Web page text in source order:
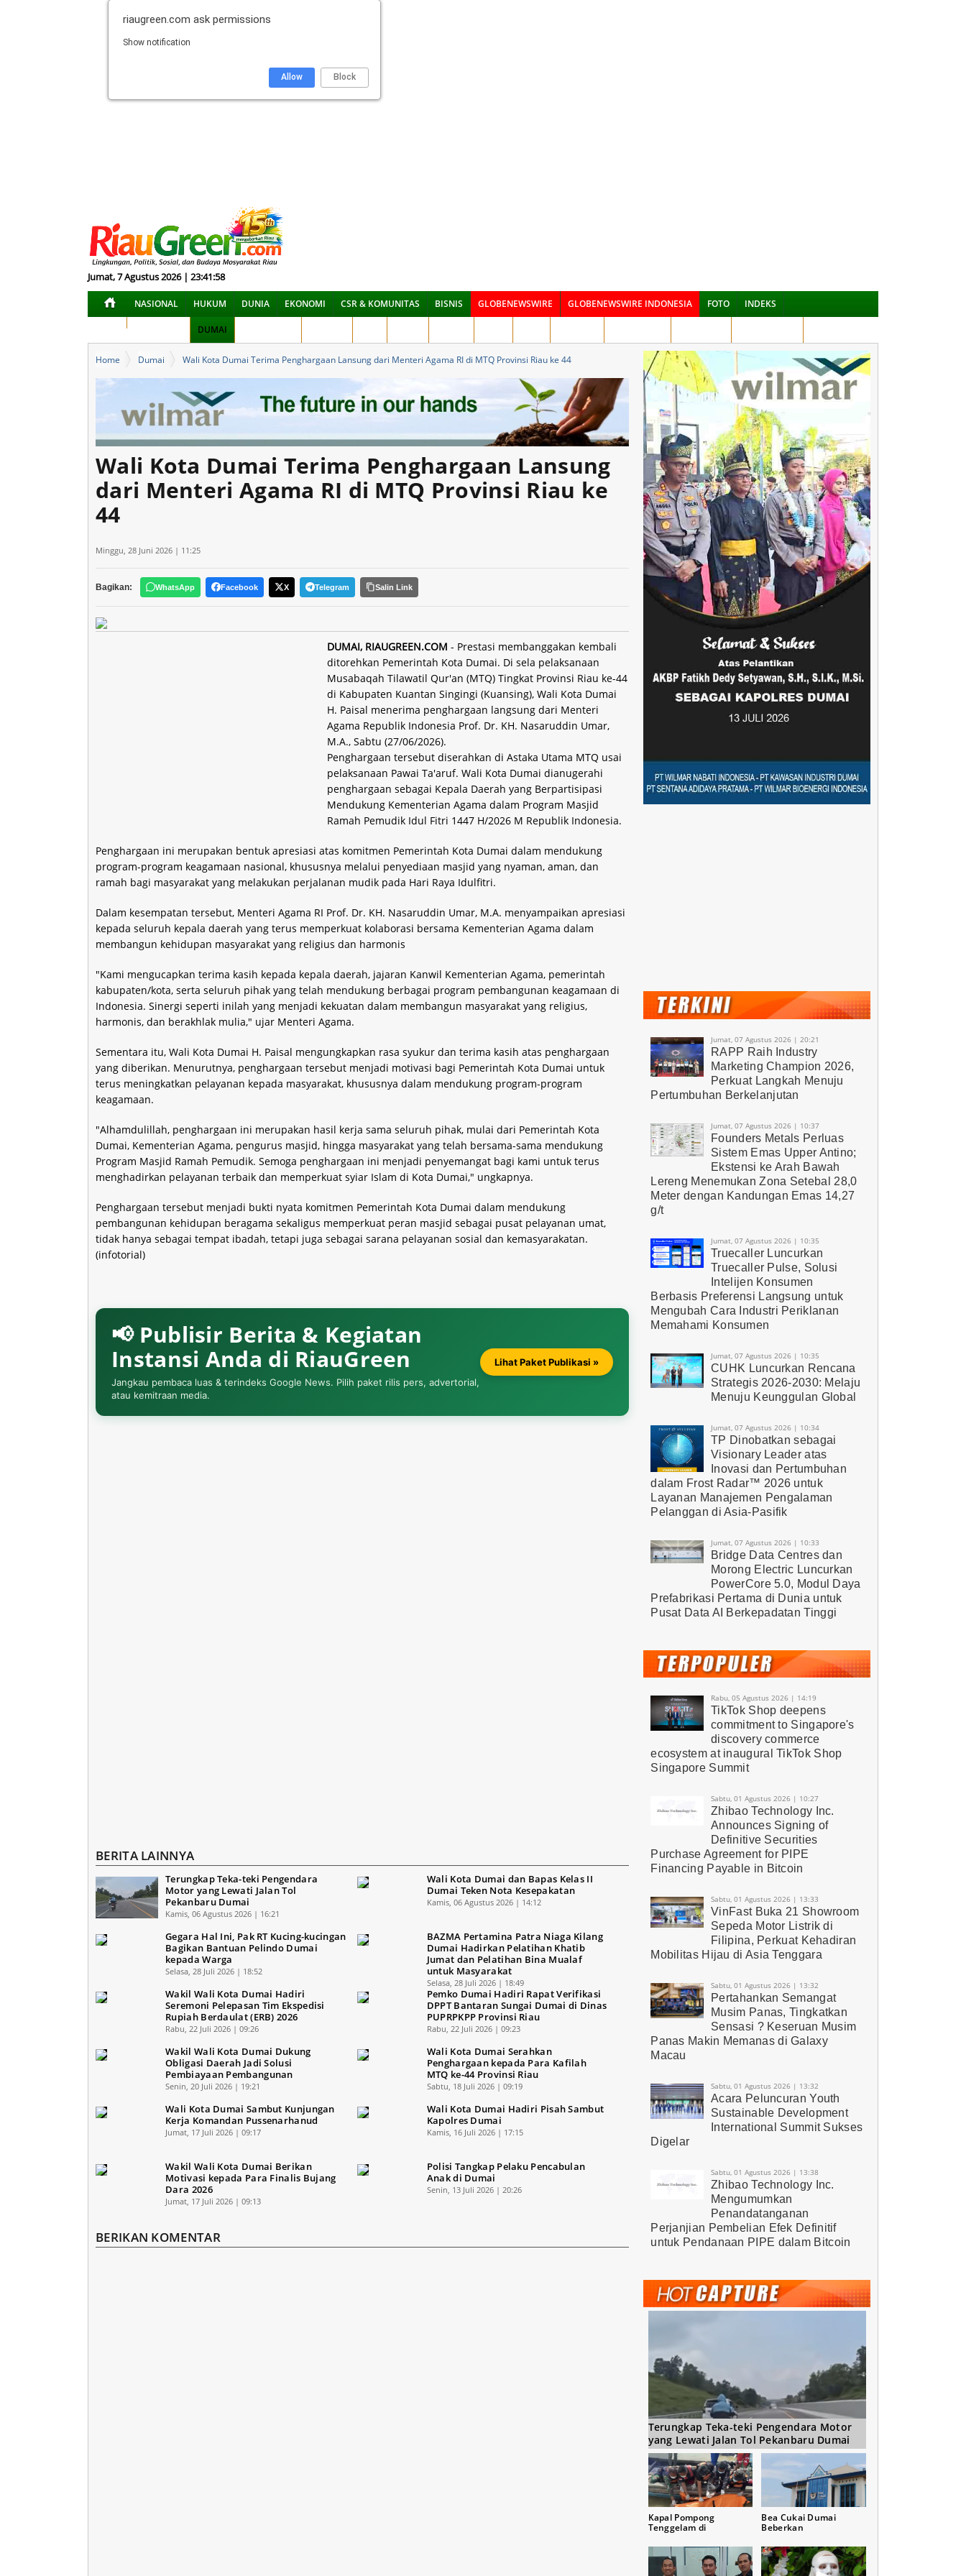
Jumat, 7 Agustus 2026 | 23:41:59
NASIONAL HUKUM DUNIA EKONOMI CSR & KOMUNITAS BISNIS GLOBENEWSWIRE GLOBENEWSWIRE INDONESIA FOTO INDEKS
DUMAI
Home Dumai Wali Kota Dumai Terima Penghargaan Lansung dari Menteri Agama RI di MTQ Provinsi Riau ke 44
Wali Kota Dumai Terima Penghargaan Lansung
dari Menteri Agama RI di MTQ Provinsi Riau ke
44
Minggu, 28 Juni 2026 | 11:25
Bagikan: WhatsApp Facebook X Telegram Salin Link
DUMAI, RIAUGREEN.COM - Prestasi membanggakan kembali
ditorehkan Pemerintah Kota Dumai. Di sela pelaksanaan
Musabaqah Tilawatil Qur'an (MTQ) Tingkat Provinsi Riau ke-44
di Kabupaten Kuantan Singingi (Kuansing), Wali Kota Dumai
H. Paisal menerima penghargaan langsung dari Menteri
Agama Republik Indonesia Prof. Dr. KH. Nasaruddin Umar,
M.A., Sabtu (27/06/2026).
Penghargaan tersebut diserahkan di Astaka Utama MTQ usai
pelaksanaan Pawai Ta'aruf. Wali Kota Dumai dianugerahi
penghargaan sebagai Kepala Daerah yang Berpartisipasi
Mendukung Kementerian Agama dalam Program Masjid
Ramah Pemudik Idul Fitri 1447 H/2026 M Republik Indonesia.
Penghargaan ini merupakan bentuk apresiasi atas komitmen Pemerintah Kota Dumai dalam mendukung
program-program keagamaan nasional, khususnya melalui penyediaan masjid yang nyaman, aman, dan
ramah bagi masyarakat yang melakukan perjalanan mudik pada Hari Raya Idulfitri.
Dalam kesempatan tersebut, Menteri Agama RI Prof. Dr. KH. Nasaruddin Umar, M.A. menyampaikan apresiasi
kepada seluruh kepala daerah yang terus memperkuat kolaborasi bersama Kementerian Agama dalam
membangun kehidupan masyarakat yang religius dan harmonis
"Kami mengucapkan terima kasih kepada kepala daerah, jajaran Kanwil Kementerian Agama, pemerintah
kabupaten/kota, serta seluruh pihak yang telah mendukung berbagai program pembangunan keagamaan di
Indonesia. Sinergi seperti inilah yang menjadi kekuatan dalam membangun masyarakat yang religius,
harmonis, dan berakhlak mulia," ujar Menteri Agama.
Sementara itu, Wali Kota Dumai H. Paisal mengungkapkan rasa syukur dan terima kasih atas penghargaan
yang diberikan. Menurutnya, penghargaan tersebut menjadi motivasi bagi Pemerintah Kota Dumai untuk
terus meningkatkan pelayanan kepada masyarakat, khususnya dalam mendukung program-program
keagamaan.
"Alhamdulillah, penghargaan ini merupakan hasil kerja sama seluruh pihak, mulai dari Pemerintah Kota
Dumai, Kementerian Agama, pengurus masjid, hingga masyarakat yang telah bersama-sama mendukung
Program Masjid Ramah Pemudik. Semoga penghargaan ini menjadi penyemangat bagi kami untuk terus
menghadirkan pelayanan terbaik dan memperkuat syiar Islam di Kota Dumai," ungkapnya.
Penghargaan tersebut menjadi bukti nyata komitmen Pemerintah Kota Dumai dalam mendukung
pembangunan kehidupan beragama sekaligus memperkuat peran masjid sebagai pusat pelayanan umat,
tidak hanya sebagai tempat ibadah, tetapi juga sebagai sarana pelayanan sosial dan kemasyarakatan.
(infotorial)
📢 Publisir Berita & Kegiatan
Instansi Anda di RiauGreen
Jangkau pembaca luas & terindeks Google News. Pilih paket rilis pers, advertorial,
atau kemitraan media.
Lihat Paket Publikasi »
BERITA LAINNYA
Terungkap Teka-teki Pengendara
Motor yang Lewati Jalan Tol
Pekanbaru Dumai
Kamis, 06 Agustus 2026 | 16:21
Wali Kota Dumai dan Bapas Kelas II
Dumai Teken Nota Kesepakatan
Kamis, 06 Agustus 2026 | 14:12
Gegara Hal Ini, Pak RT Kucing-kucingan
Bagikan Bantuan Pelindo Dumai
kepada Warga
Selasa, 28 Juli 2026 | 18:52
BAZMA Pertamina Patra Niaga Kilang
Dumai Hadirkan Pelatihan Khatib
Jumat dan Pelatihan Bina Mualaf
untuk Masyarakat
Selasa, 28 Juli 2026 | 18:49
Wakil Wali Kota Dumai Hadiri
Seremoni Pelepasan Tim Ekspedisi
Rupiah Berdaulat (ERB) 2026
Rabu, 22 Juli 2026 | 09:26
Pemko Dumai Hadiri Rapat Verifikasi
DPPT Bantaran Sungai Dumai di Dinas
PUPRPKPP Provinsi Riau
Rabu, 22 Juli 2026 | 09:23
Wakil Wali Kota Dumai Dukung
Obligasi Daerah Jadi Solusi
Pembiayaan Pembangunan
Senin, 20 Juli 2026 | 19:21
Wali Kota Dumai Serahkan
Penghargaan kepada Para Kafilah
MTQ ke-44 Provinsi Riau
Sabtu, 18 Juli 2026 | 09:19
Wali Kota Dumai Sambut Kunjungan
Kerja Komandan Pussenarhanud
Jumat, 17 Juli 2026 | 09:17
Wali Kota Dumai Hadiri Pisah Sambut
Kapolres Dumai
Kamis, 16 Juli 2026 | 17:15
Wakil Wali Kota Dumai Berikan
Motivasi kepada Para Finalis Bujang
Dara 2026
Jumat, 17 Juli 2026 | 09:13
Polisi Tangkap Pelaku Pencabulan
Anak di Dumai
Senin, 13 Juli 2026 | 20:26
BERIKAN KOMENTAR
Jumat, 07 Agustus 2026 | 20:21
RAPP Raih Industry
Marketing Champion 2026,
Perkuat Langkah Menuju
Pertumbuhan Berkelanjutan
Jumat, 07 Agustus 2026 | 10:37
Founders Metals Perluas
Sistem Emas Upper Antino;
Ekstensi ke Arah Bawah
Lereng Menemukan Zona Setebal 28,0
Meter dengan Kandungan Emas 14,27
g/t
Jumat, 07 Agustus 2026 | 10:35
Truecaller Luncurkan
Truecaller Pulse, Solusi
Intelijen Konsumen
Berbasis Preferensi Langsung untuk
Mengubah Cara Industri Periklanan
Memahami Konsumen
Jumat, 07 Agustus 2026 | 10:35
CUHK Luncurkan Rencana
Strategis 2026-2030: Melaju
Menuju Keunggulan Global
Jumat, 07 Agustus 2026 | 10:34
TP Dinobatkan sebagai
Visionary Leader atas
Inovasi dan Pertumbuhan
dalam Frost Radar™ 2026 untuk
Layanan Manajemen Pengalaman
Pelanggan di Asia-Pasifik
Jumat, 07 Agustus 2026 | 10:33
Bridge Data Centres dan
Morong Electric Luncurkan
PowerCore 5.0, Modul Daya
Prefabrikasi Pertama di Dunia untuk
Pusat Data AI Berkepadatan Tinggi
Rabu, 05 Agustus 2026 | 14:19
TikTok Shop deepens
commitment to Singapore's
discovery commerce
ecosystem at inaugural TikTok Shop
Singapore Summit
Sabtu, 01 Agustus 2026 | 10:27
Zhibao Technology Inc.
Announces Signing of
Definitive Securities
Purchase Agreement for PIPE
Financing Payable in Bitcoin
Sabtu, 01 Agustus 2026 | 13:33
VinFast Buka 21 Showroom
Sepeda Motor Listrik di
Filipina, Perkuat Kehadiran
Mobilitas Hijau di Asia Tenggara
Sabtu, 01 Agustus 2026 | 13:32
Pertahankan Semangat
Musim Panas, Tingkatkan
Sensasi ? Keseruan Musim
Panas Makin Memanas di Galaxy
Macau
Sabtu, 01 Agustus 2026 | 13:32
Acara Peluncuran Youth
Sustainable Development
International Summit Sukses
Digelar
Sabtu, 01 Agustus 2026 | 13:38
Zhibao Technology Inc.
Mengumumkan
Penandatanganan
Perjanjian Pembelian Efek Definitif
untuk Pendanaan PIPE dalam Bitcoin
Terungkap Teka-teki Pengendara Motor
yang Lewati Jalan Tol Pekanbaru Dumai
Kapal Pompong
Tenggelam di
Bea Cukai Dumai
Beberkan
riaugreen.com ask permissions
Show notification
Block
Allow